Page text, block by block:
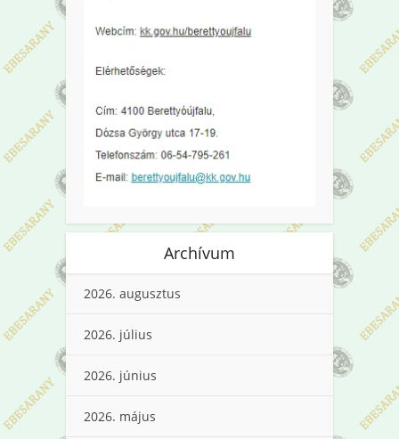
Archívum
2026. augusztus
2026. július
2026. június
2026. május